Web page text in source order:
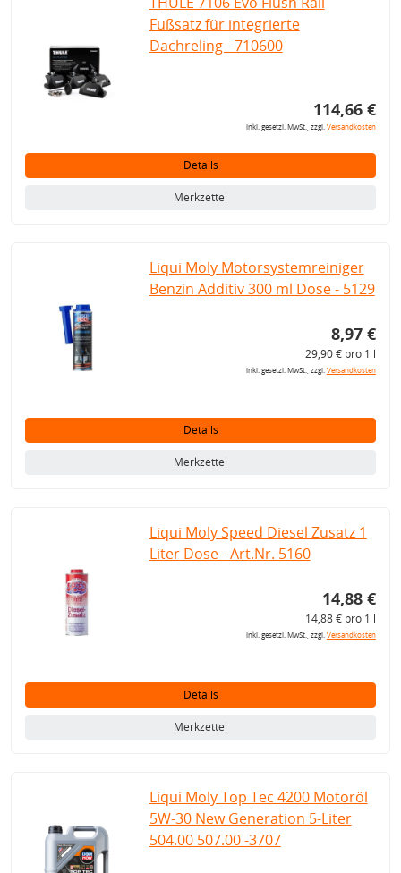
Fußsatz für integrierte
Dachreling - 710600
114,66 €
inkl. gesetzl. MwSt., zzgl.Versandkosten
Details
Merkzettel
Liqui Moly Motorsystemreiniger
Benzin Additiv 300 ml Dose - 5129
8,97 €
29,90 € pro 1 l
inkl. gesetzl. MwSt., zzgl.Versandkosten
Details
Merkzettel
Liqui Moly Speed Diesel Zusatz 1
Liter Dose - Art.Nr. 5160
14,88 €
14,88 € pro 1 l
inkl. gesetzl. MwSt., zzgl.Versandkosten
Details
Merkzettel
Liqui Moly Top Tec 4200 Motoröl
5W-30 New Generation 5-Liter
504.00 507.00 -3707